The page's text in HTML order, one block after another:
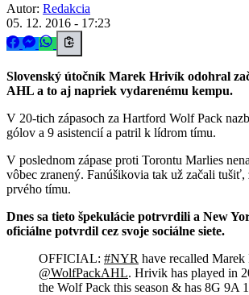
Autor: Redakcia
05. 12. 2016 - 17:23
Slovenský útočník Marek Hrivík odohral
AHL a to aj napriek vydarenému kempu.
V 20-tich zápasoch za Hartford Wolf Pack
gólov a 9 asistencií a patril k lídrom tímu.
V poslednom zápase proti Torontu Marlies
vôbec zranený. Fanúšikovia tak už začali tušiť,
prvého tímu.
Dnes sa tieto špekulácie potrvrdili a New
oficiálne potvrdil cez svoje sociálne siete.
OFFICIAL: #NYR have recalled
@WolfPackAHL. Hrivik has played in
the Wolf Pack this season & has 8G 9A